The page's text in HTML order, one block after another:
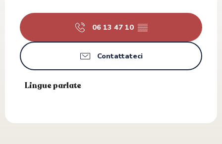
06 13 47 10 ▒▒
Contattateci
Lingue parlate
Lingue parlate